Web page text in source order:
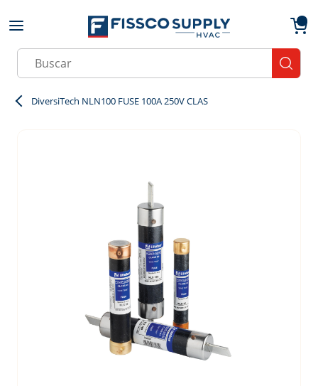
Skip to main content
Site Search
DiversiTech NLN100 FUSE 100A 250V CLAS